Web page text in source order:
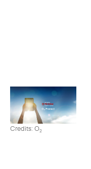
Credits: O2